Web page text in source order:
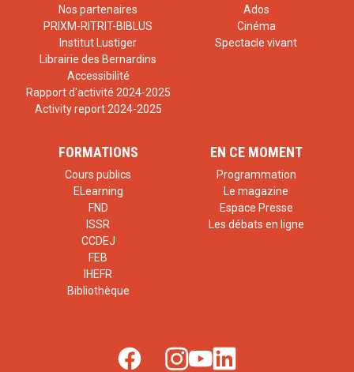
Nos partenaires
PRIXM-RITRIT-BIBLUS
Institut Lustiger
Librairie des Bernardins
Accessibilité
Rapport d'activité 2024-2025
Activity report 2024-2025
Ados
Cinéma
Spectacle vivant
FORMATIONS
Cours publics
ELearning
FND
ISSR
CCDEJ
FEB
IHEFR
Bibliothèque
EN CE MOMENT
Programmation
Le magazine
Espace Presse
Les débats en ligne